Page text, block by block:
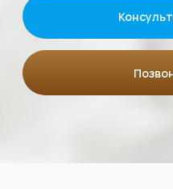
роста цена
Мы предлагаем
ценообразование без
платежей
Консультация специалиста по